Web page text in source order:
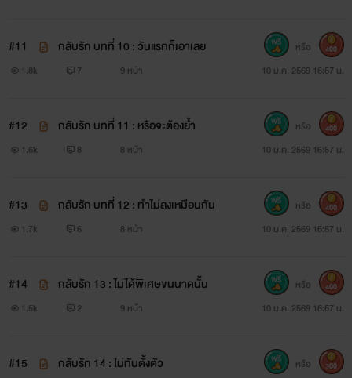
#11 กลับรัก บทที่ 10 : วันแรกก็เอาเลย
1.8k 7 9 หน้า 10 ม.ค. 2569 16:57 น.
หรือ 400
#12 กลับรัก บทที่ 11 : หรือจะต้องย้ำ
1.6k 8 8 หน้า 10 ม.ค. 2569 16:57 น.
หรือ 400
#13 กลับรัก บทที่ 12 : ทำไม่ลงเหมือนกัน
1.7k 6 8 หน้า 10 ม.ค. 2569 16:57 น.
หรือ 400
#14 กลับรัก 13 : ไม่ได้พิเศษขนนาดนั้น
1.5k 2 9 หน้า 10 ม.ค. 2569 16:57 น.
หรือ 400
#15 กลับรัก 14 : ไม่ทันตั้งตัว หรือ 300